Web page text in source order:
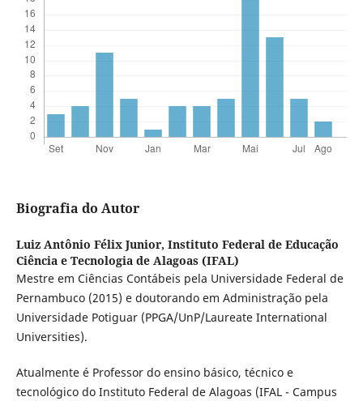
Biografia do Autor
Luiz Antônio Félix Junior, Instituto Federal de Educação
Ciência e Tecnologia de Alagoas (IFAL)
Mestre em Ciências Contábeis pela Universidade Federal de
Pernambuco (2015) e doutorando em Administração pela
Universidade Potiguar (PPGA/UnP/Laureate International
Universities).
Atualmente é Professor do ensino básico, técnico e
tecnológico do Instituto Federal de Alagoas (IFAL - Campus